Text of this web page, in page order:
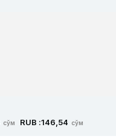
сўм RUB :146,54 сўм